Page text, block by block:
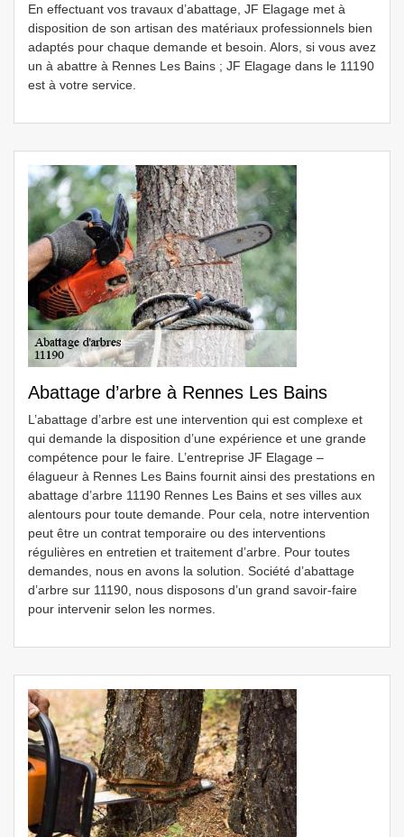
En effectuant vos travaux d’abattage, JF Elagage met à
disposition de son artisan des matériaux professionnels bien
adaptés pour chaque demande et besoin. Alors, si vous avez
un à abattre à Rennes Les Bains ; JF Elagage dans le 11190
est à votre service.
Abattage d’arbre à Rennes Les Bains
L’abattage d’arbre est une intervention qui est complexe et
qui demande la disposition d’une expérience et une grande
compétence pour le faire. L’entreprise JF Elagage –
élagueur à Rennes Les Bains fournit ainsi des prestations en
abattage d’arbre 11190 Rennes Les Bains et ses villes aux
alentours pour toute demande. Pour cela, notre intervention
peut être un contrat temporaire ou des interventions
régulières en entretien et traitement d’arbre. Pour toutes
demandes, nous en avons la solution. Société d’abattage
d’arbre sur 11190, nous disposons d’un grand savoir-faire
pour intervenir selon les normes.